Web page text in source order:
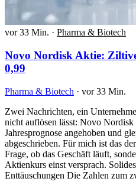
vor 33 Min. · Pharma & Biotech
Novo Nordisk Aktie:
0,99
Pharma & Biotech · vor 33 Min.
Zwei Nachrichten, ein
nicht auflösen lässt: Novo
Jahresprognose angehoben und
abgeschrieben. Für mich ist das
Frage, ob das Geschäft läuft,
Aktienkurs einst versprach.
Enttäuschungen Die Zahlen zum